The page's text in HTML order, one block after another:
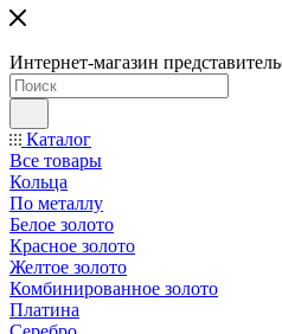
Интернет-магазин
Каталог
Все товары
Кольца
По металлу
Белое золото
Красное золото
Желтое золото
Комбинированное золото
Платина